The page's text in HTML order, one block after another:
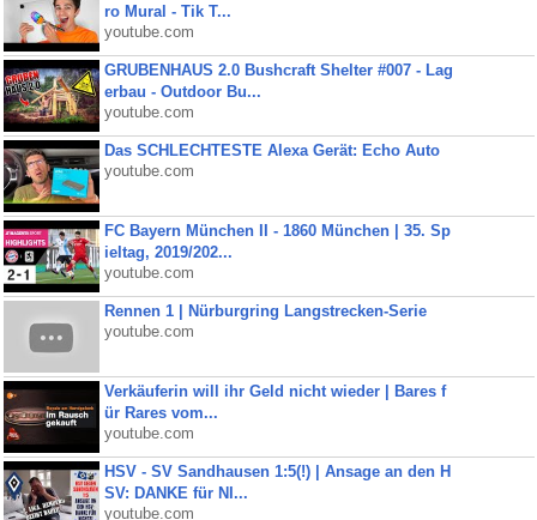
ro Mural - Tik T...
youtube.com
GRUBENHAUS 2.0 Bushcraft Shelter #007 - Lag
erbau - Outdoor Bu...
youtube.com
Das SCHLECHTESTE Alexa Gerät: Echo Auto
youtube.com
FC Bayern München II - 1860 München | 35. Sp
ieltag, 2019/202...
youtube.com
Rennen 1 | Nürburgring Langstrecken-Serie
youtube.com
Verkäuferin will ihr Geld nicht wieder | Bares f
ür Rares vom...
youtube.com
HSV - SV Sandhausen 1:5(!) | Ansage an den H
SV: DANKE für NI...
youtube.com